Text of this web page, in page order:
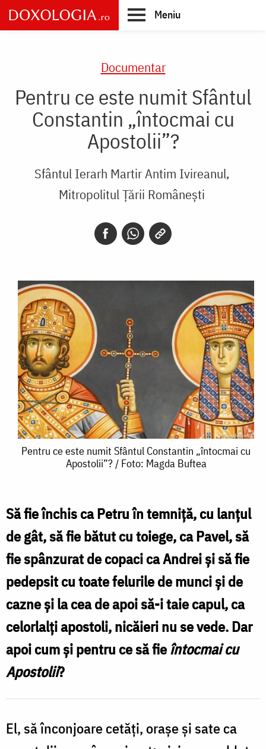
Skip
to
main
Meniu
Documentar
Pentru ce este numit Sfântul
Constantin „întocmai cu
Apostolii”?
Sfântul Ierarh Martir Antim Ivireanul,
Mitropolitul Țării Românești
Pentru
numit
Sfântul
Constantin
„întocmai
Apostolii”?
/
Foto:
Magda
Buftea
Pentru ce este numit Sfântul Constantin „întocmai cu
Apostolii”? / Foto: Magda Buftea
Să fie închis ca Petru în temniță, cu lanțul
de gât, să fie bătut cu toiege, ca Pavel, să
fie spânzurat de copaci ca Andrei și să fie
pedepsit cu toate felurile de munci și de
cazne și la cea de apoi să-i taie capul, ca
celorlalți apostoli, nicăieri nu se vede. Dar
apoi cum și pentru ce să fieîntocmai cu
Apostolii?
El, să înconjoare cetăți, orașe și sate ca